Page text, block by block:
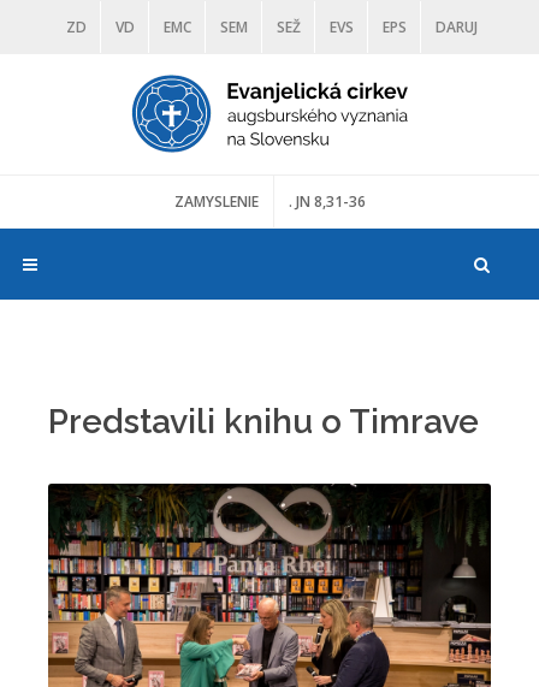
ZD VD EMC SEM SEŽ EVS EPS DARUJ
DIAKONIA ŠKOLY TRANOSCIUS
ZAMYSLENIE . JN 8,31-36
Predstavili knihu o Timrave